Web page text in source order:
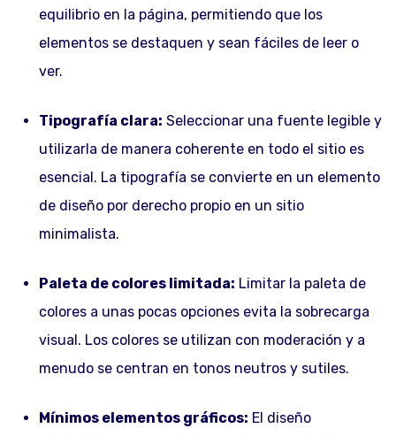
equilibrio en la página, permitiendo que los
elementos se destaquen y sean fáciles de leer o
ver.
Tipografía clara: Seleccionar una fuente legible y
utilizarla de manera coherente en todo el sitio es
esencial. La tipografía se convierte en un elemento
de diseño por derecho propio en un sitio
minimalista.
Paleta de colores limitada: Limitar la paleta de
colores a unas pocas opciones evita la sobrecarga
visual. Los colores se utilizan con moderación y a
menudo se centran en tonos neutros y sutiles.
Mínimos elementos gráficos: El diseño